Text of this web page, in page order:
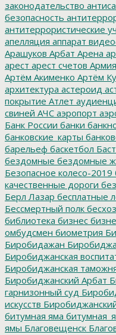
законодательство
безопасность
антитеррористические
апелляция аппарат
Арашуков Арбат Арена
арест арест счетов Армия
Артём Акименко Артём
архитектура астероид
покрытие Атлет
свиней АЧС аэропорт
Банк России банки
банковские_карты
барельеф баскетбол
бездомные бездомные
Безопасное колесо-2019
качественные дороги
Берл Лазар бесплатные
Бессмертный полк
библиотека бизнес
омбудсмен биометрия
Биробидажан
Биробиджанская
Биробиджанская
Биробиджанский Арбат
гарнизонный суд
искусств
битумная яма
ямы Благовещенск